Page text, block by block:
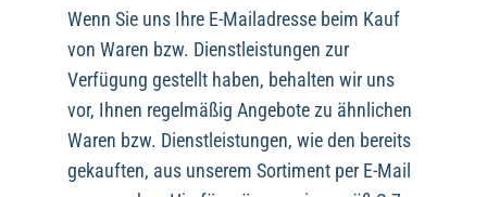
Wenn Sie uns Ihre E-Mailadresse beim Kauf
von Waren bzw. Dienstleistungen zur
Verfügung gestellt haben, behalten wir uns
vor, Ihnen regelmäßig Angebote zu ähnlichen
Waren bzw. Dienstleistungen, wie den bereits
gekauften, aus unserem Sortiment per E-Mail